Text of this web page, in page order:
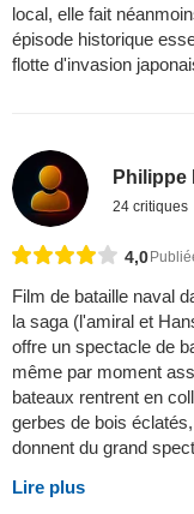
local, elle fait
épisode historique
flotte d'invasion
Philippe
24 critiques
4,0
Film de bataille naval
la saga (l'amiral et
offre un spectacle de
même par moment
bateaux rentrent en
gerbes de bois
donnent du grand
Lire plus